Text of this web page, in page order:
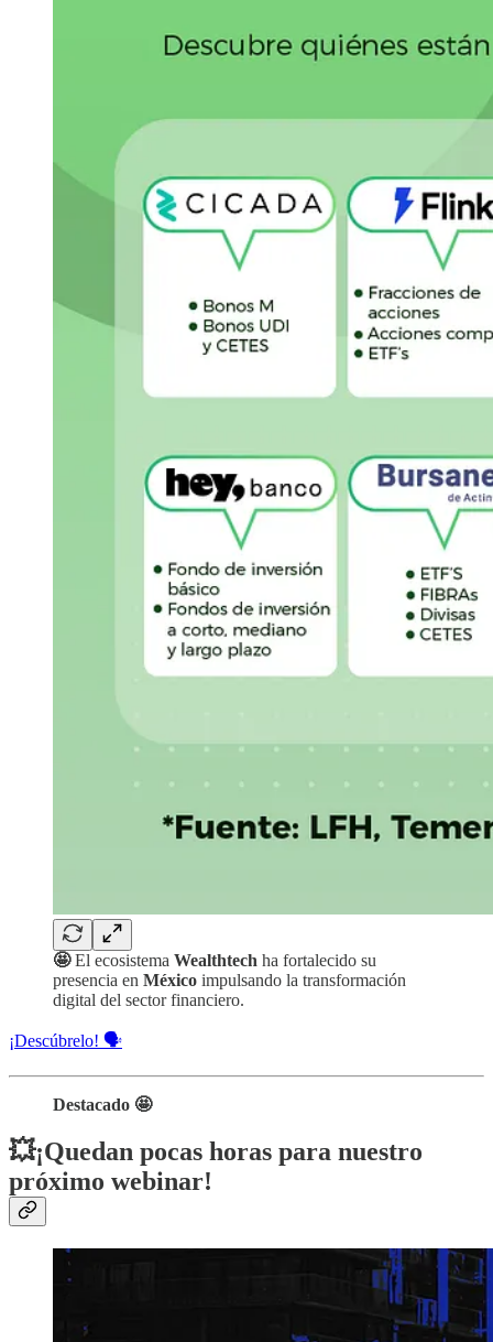
🤩El ecosistema Wealthtech ha fortalecido su
presencia en México impulsando la transformación
digital del sector financiero.
¡Descúbrelo! 🗣️
Destacado 🤩
💥¡Quedan pocas horas para nuestro
próximo webinar!